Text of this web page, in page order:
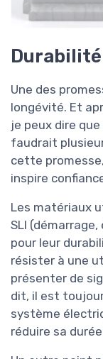
Une des
longévité. Et
je peux dire
faudrait
cette
inspire
Les matériaux
SLI
pour leur
résister à une
présenter de
dit, il est
système
réduire sa